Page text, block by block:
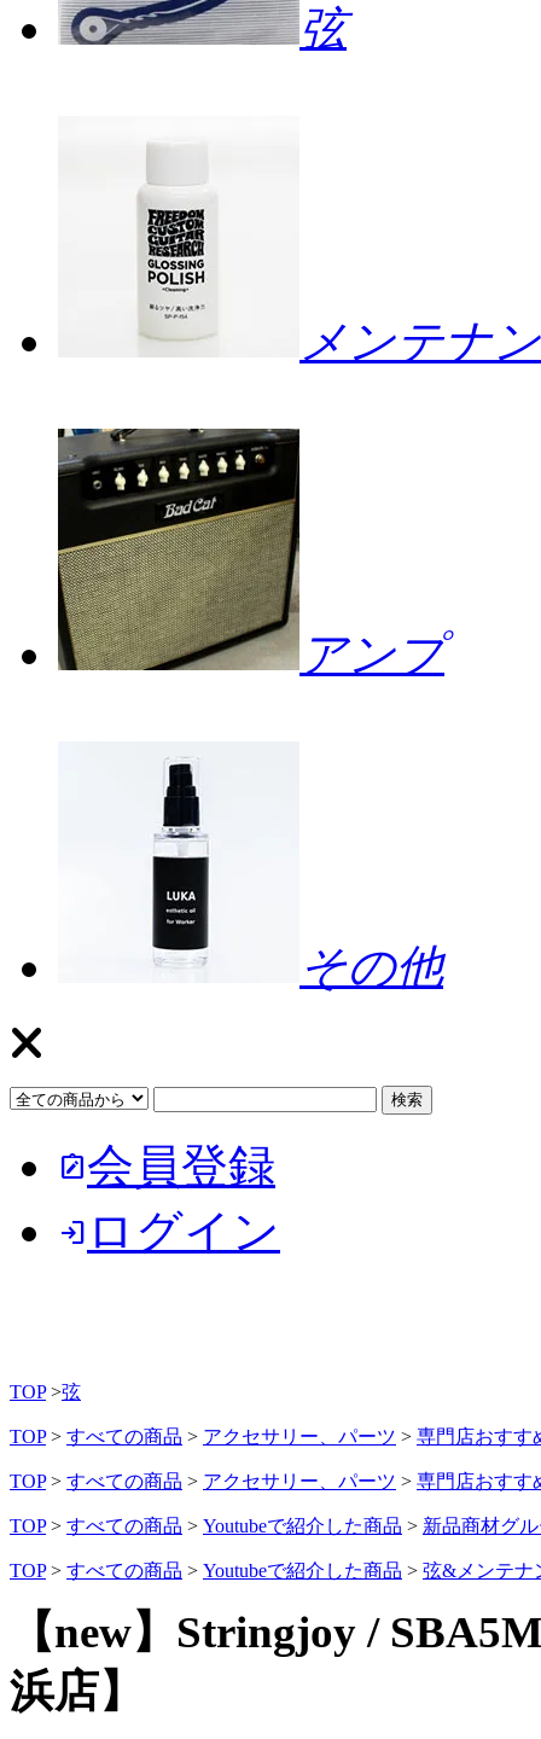
弦
メンテナ
アンプ
その他
note_alt会員登録
login ログイン
TOP >弦
TOP > すべての商品 > アクセサリー、パーツ > 専門店おすす
TOP > すべての商品 > アクセサリー、パーツ > 専門店おすす
TOP > すべての商品 > Youtubeで紹介した商品 > 新品商材グ
TOP > すべての商品 > Youtubeで紹介した商品 > 弦&メンテナ
【new】Stringjoy /
浜店】